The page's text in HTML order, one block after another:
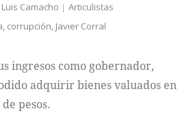
Luis Camacho
Articulistas
, corrupción, Javier Corral
ingresos como gobernador,
adquirir bienes valuados en
pesos.